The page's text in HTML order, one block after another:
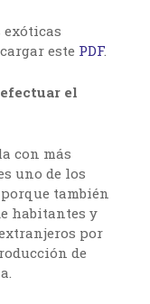
exóticas
este PDF.
el
con más
uno de los
también
habitantes y
por
de